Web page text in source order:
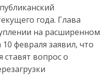
года. Глава
на расширенном
февраля заявил, что
вопрос о